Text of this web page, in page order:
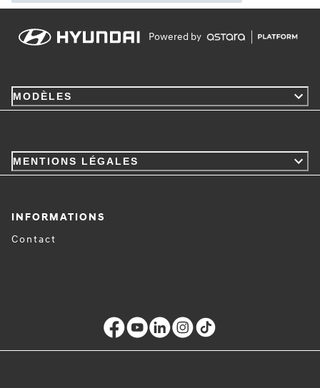
Powered by
MODÈLES
MENTIONS LÉGALES
INFORMATIONS
Contact